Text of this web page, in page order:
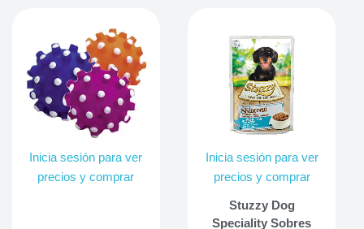
Inicia sesión para ver
precios y comprar
Inicia sesión para ver
precios y comprar
Stuzzy Dog
Speciality Sobres